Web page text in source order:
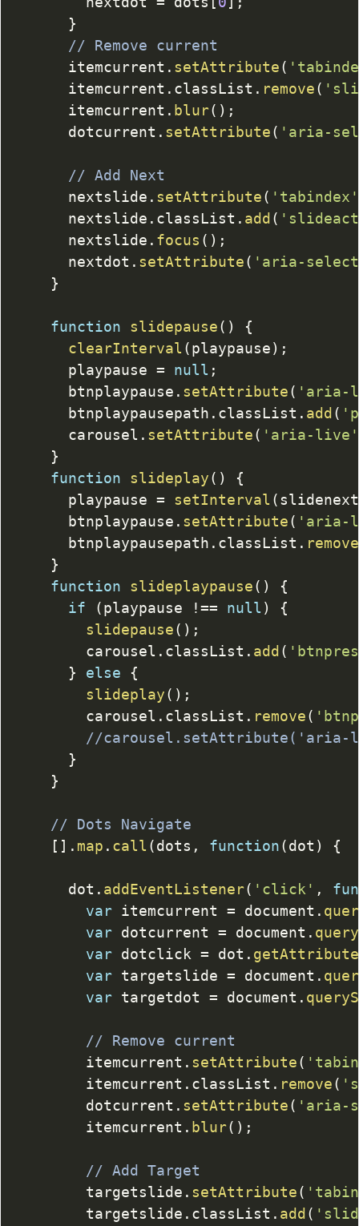
}
// Remove current
			itemcurrent
. setAttribute(
			itemcurrent
. classList . remove(
			itemcurrent
. blur( ) ;
			dotcurrent
. setAttribute( 'aria-
// Add Next
			nextslide
. setAttribute( 'tabindex'
			nextslide
. classList . add (
			nextslide
. focus ( ) ;
			nextdot
. setAttribute( 'aria-
}
function slidepause( )
{
clearInterval (playpause) ;
			playpause
= null ;
			btnplaypause
. setAttribute( 'aria-
			btnplaypausepath
. classList . add (
			carousel
. setAttribute( 'aria-live'
}
function
slideplay( )
{
			playpause
= setInterval (slidenext
			btnplaypause
. setAttribute( 'aria-
			btnplaypausepath
. classList . remove
}
function
slideplaypause( )
{
if
(playpause !== null )
{
slidepause( ) ;
				carousel
. classList . add (
}
else
{
slideplay( ) ;
				carousel
. classList . remove(
//
}
}
// Dots Navigate
[ ] . map . call (dots , function(dot ) {
			dot
. addEventListener( 'click' ,
var itemcurrent = document .
var dotcurrent = document .
var dotclick = dot . getAttribute
var targetslide = document .
var targetdot = document .
// Remove current
				itemcurrent
. setAttribute(
				itemcurrent
. classList . remove(
				dotcurrent
. setAttribute( 'aria-
				itemcurrent
. blur( ) ;
// Add Target
				targetslide
. setAttribute(
				targetslide
. classList . add (